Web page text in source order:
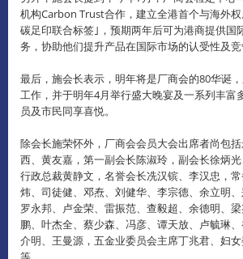
机构Carbon Trust合作，建立全港首个与海外
碳足印联合标签｣，预期两年后可为港商提供国
务，协助他们提升产品在国际市场的认受性及竞
最后，施会长表示，明年将是厂商会的80华诞
工作，并于明年4月举行盛大晚宴及一系列丰富
员及市民同享喜悦。
除会长施荣怀外，厂商会会员大会出席者尚包
西、黄友嘉，第一副会长陈淑玲，副会长徐炳光
行政总裁黄静文，名誉会长冼汉镔、李汉忠，
炜、司徒健、邓焘、刘健华、李宗德、余立明
罗永邦、卢金荣、雷振范、查毅超、余德明、
鹏、叶杰全、蔡少森、冯彦、谭天放、卢毓琳
介明、王曼源，五金业委员会主席丁兆君、妇